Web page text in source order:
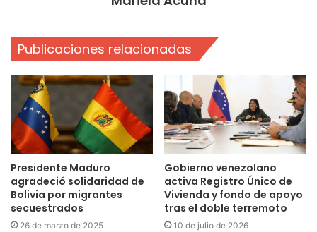
Publicaciones relacionadas
Presidente Maduro
agradeció solidaridad de
Bolivia por migrantes
secuestrados
26 de marzo de 2025
Gobierno venezolano
activa Registro Único de
Vivienda y fondo de apoyo
tras el doble terremoto
10 de julio de 2026